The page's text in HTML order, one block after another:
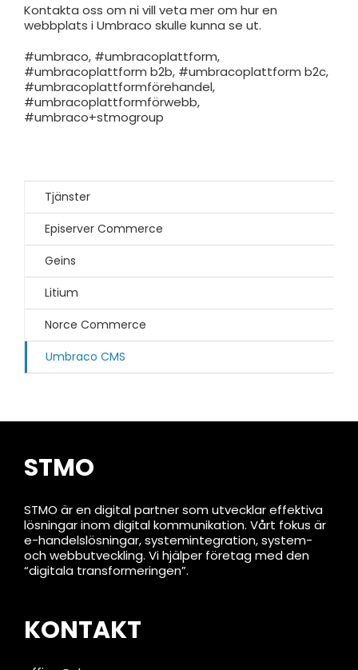
Kontakta oss om ni vill veta mer om hur en
webbplats i Umbraco skulle kunna se ut.
#umbraco, #umbracoplattform,
#umbracoplattform b2b, #umbracoplattform b2c,
#umbracoplattformförehandel,
#umbracoplattformförwebb,
#umbraco+stmogroup
Tjänster
Episerver Commerce
Geins
Litium
Norce Commerce
Umbraco CMS
STMO
STMO är en digital partner som utvecklar effektiva
lösningar inom digital kommunikation. Vårt fokus är
e-handelslösningar, systemintegration, system-
och webbutveckling. Vi hjälper företag med den
“digitala transformeringen”.
KONTAKT